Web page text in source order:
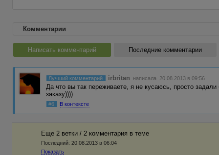
Комментарии
Написать комментарий Последние комментарии
Лучший комментарий irbritan написала 20.08.2013 в 09:56
Да что вы так переживаете, я не кусаюсь, просто
заказу))))
#6 В контексте
Еще 2 ветки / 2 комментария в темe
Последний: 20.08.2013 в 06:04
Показать